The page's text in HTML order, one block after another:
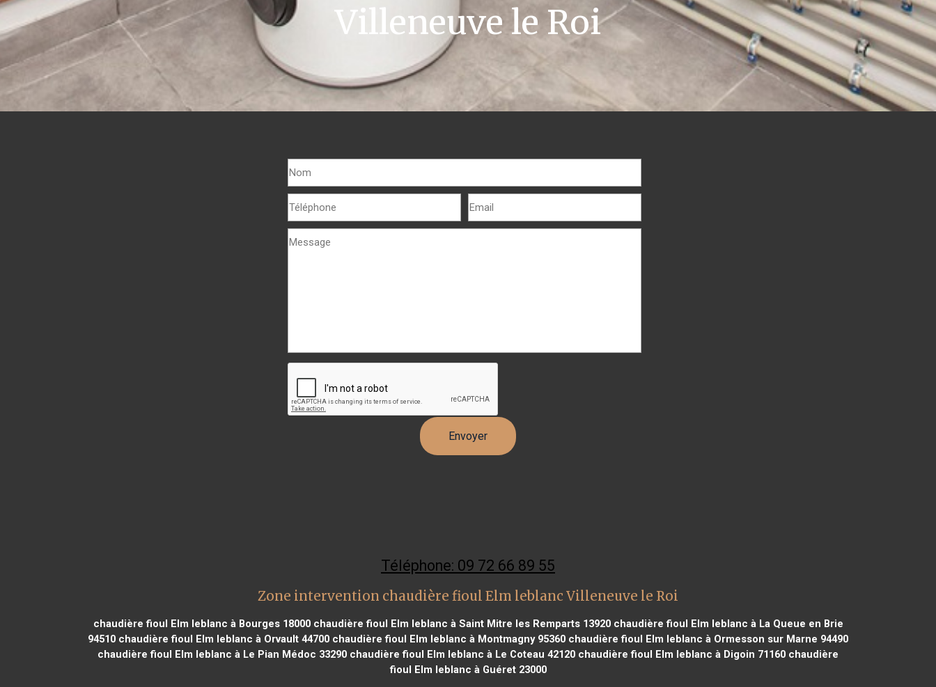
Villeneuve le Roi
Téléphone: 09 72 66 89 55
Zone intervention chaudière fioul Elm leblanc Villeneuve le Roi
chaudière fioul Elm leblanc à Bourges 18000chaudière fioul Elm leblanc à Saint Mitre les Remparts 13920chaudière fioul Elm leblanc à La Queue en Brie
94510 chaudière fioul Elm leblanc à Orvault 44700 chaudière fioul Elm leblanc à Montmagny 95360 chaudière fioul Elm leblanc à Ormesson sur Marne 94490
chaudière fioul Elm leblanc à Le Pian Médoc 33290 chaudière fioul Elm leblanc à Le Coteau 42120 chaudière fioul Elm leblanc à Digoin 71160 chaudière
fioul Elm leblanc à Guéret 23000